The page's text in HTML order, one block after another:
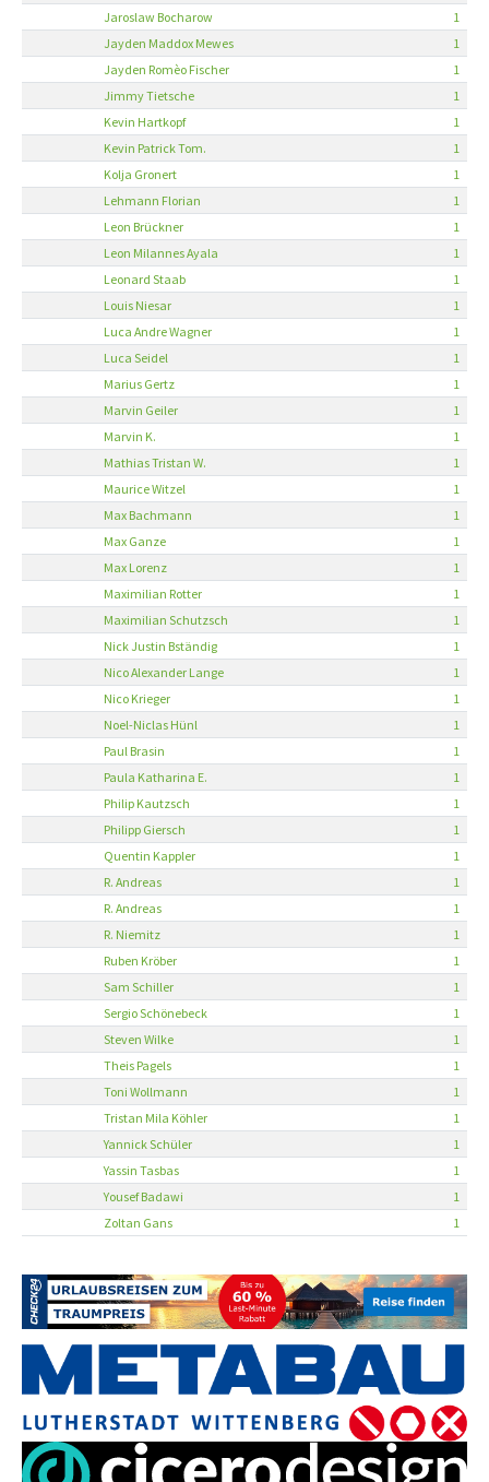
Jaroslaw Bocharow
1
Jayden Maddox Mewes
1
Jayden Romèo Fischer
1
Jimmy Tietsche
1
Kevin Hartkopf
1
Kevin Patrick Tom.
1
Kolja Gronert
1
Lehmann Florian
1
Leon Brückner
1
Leon Milannes Ayala
1
Leonard Staab
1
Louis Niesar
1
Luca Andre Wagner
1
Luca Seidel
1
Marius Gertz
1
Marvin Geiler
1
Marvin K.
1
Mathias Tristan W.
1
Maurice Witzel
1
Max Bachmann
1
Max Ganze
1
Max Lorenz
1
Maximilian Rotter
1
Maximilian Schutzsch
1
Nick Justin Bständig
1
Nico Alexander Lange
1
Nico Krieger
1
Noel-Niclas Hünl
1
Paul Brasin
1
Paula Katharina E.
1
Philip Kautzsch
1
Philipp Giersch
1
Quentin Kappler
1
R. Andreas
1
R. Andreas
1
R. Niemitz
1
Ruben Kröber
1
Sam Schiller
1
Sergio Schönebeck
1
Steven Wilke
1
Theis Pagels
1
Toni Wollmann
1
Tristan Mila Köhler
1
Yannick Schüler
1
Yassin Tasbas
1
Yousef Badawi
1
Zoltan Gans
1